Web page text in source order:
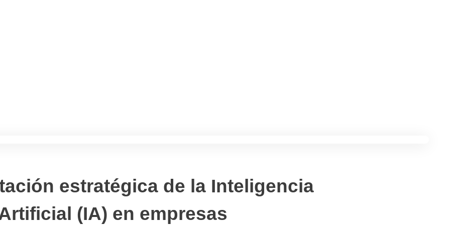
estratégica de la Inteligencia
(IA) en empresas